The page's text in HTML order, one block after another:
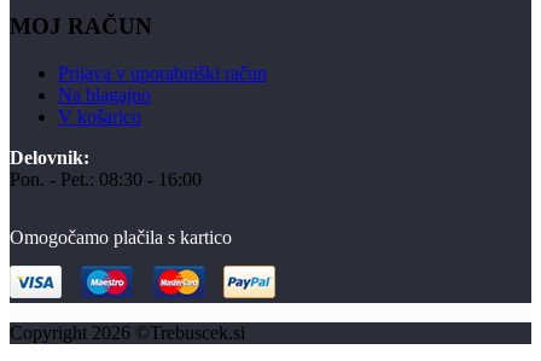
MOJ RAČUN
Prijava v uporabniški račun
Na blagajno
V košarico
Delovnik:
Pon. - Pet.: 08:30 - 16:00
Omogočamo plačila s kartico
Copyright 2026 ©Trebuscek.si